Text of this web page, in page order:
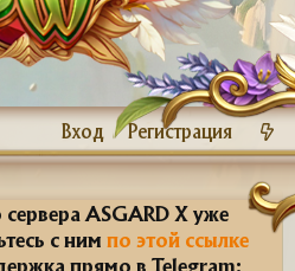
Вход Регистрация
ASGARD X уже
с ним по этой ссылке